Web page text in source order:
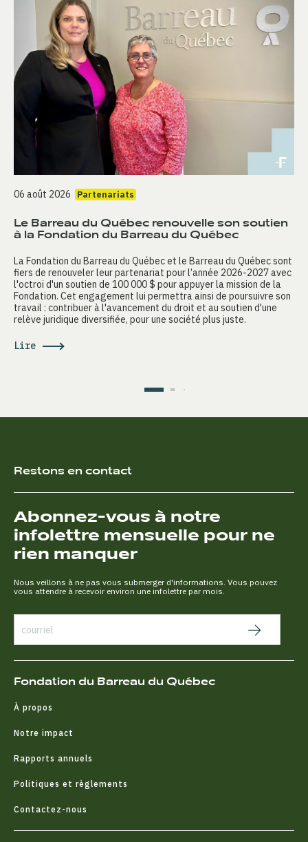
06 août 2026 Partenariats
Le Barreau du Québec renouvelle son soutien
à la Fondation du Barreau du Québec
La Fondation du Barreau du Québec et le Barreau du Québec sont
fiers de renouveler leur partenariat pour l’année 2026-2027 avec
l'octroi d'un soutien de 100 000 $ pour appuyer la mission de la
Fondation. Cet engagement lui permettra ainsi de poursuivre son
travail : contribuer à l'avancement du droit et au soutien d'une
relève juridique diversifiée, pour une société plus juste.
Lire
Restons en contact
Abonnez-vous à notre
infolettre mensuelle pour ne
rien manquer
Nous veillons à ne pas vous submerger d'informations. Vous pouvez
vous attendre à recevoir environ une infolettre par mois.
Fondation du Barreau du Québec
À propos
Notre impact
Rapports annuels
Politiques et règlements
Contactez-nous